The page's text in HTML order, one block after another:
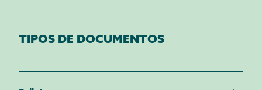
TIPOS DE DOCUMENTOS